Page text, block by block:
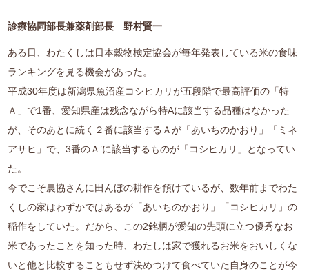
診療協同部長兼薬剤部長 野村賢一
ある日、わたくしは日本穀物検定協会が毎年発表している米の食味
ランキングを見る機会があった。
平成30年度は新潟県魚沼産コシヒカリが五段階で最高評価の「特
Ａ」で1番、愛知県産は残念ながら特Aに該当する品種はなかった
が、そのあとに続く２番に該当するＡが「あいちのかおり」「ミネ
アサヒ」で、3番のＡ’に該当するものが「コシヒカリ」となってい
た。
今でこそ農協さんに田んぼの耕作を預けているが、数年前までわた
くしの家はわずかではあるが「あいちのかおり」「コシヒカリ」の
稲作をしていた。だから、この2銘柄が愛知の先頭に立つ優秀なお
米であったことを知った時、わたしは家で獲れるお米をおいしくな
いと他と比較することもせず決めつけて食べていた自身のことが今